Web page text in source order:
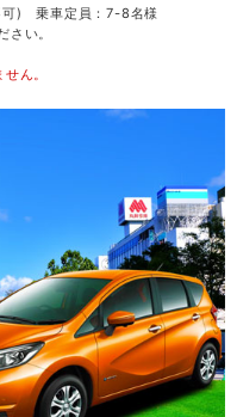
可) 乗車定員：7-8名様
さい。
ん。